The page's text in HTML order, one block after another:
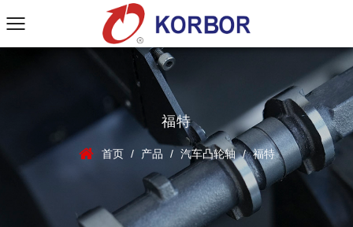
福特
首页 / 产品 / 汽车凸轮轴 / 福特